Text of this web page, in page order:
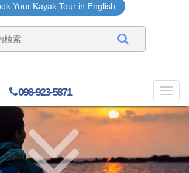
Your Kayak Tour in English
098-923-5871